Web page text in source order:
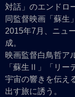
対話」のエンドロ
同監督映画「蘇生
2015年7月、ニュ
成。
映画監督白鳥哲ア
「蘇生Ⅱ」「リー
宇宙の響きを伝え
出す旅に誘う。